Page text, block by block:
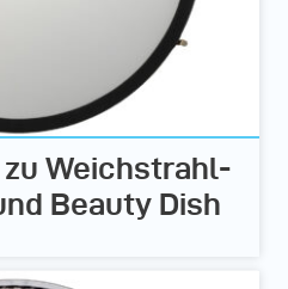
Weichstrahl-
Beauty Dish